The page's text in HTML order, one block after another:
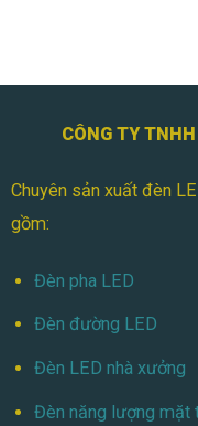
CÔNG TY
Chuyên sản xuất đèn
gồm:
Đèn pha LED
Đèn đường LED
Đèn LED nhà xưởng
Đèn năng lượng mặt